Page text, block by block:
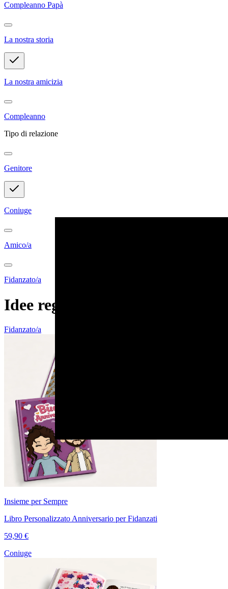
Compleanno Papà
La nostra storia
La nostra amicizia
Compleanno
Tipo di relazione
Genitore
Coniuge
Amico/a
Fidanzato/a
Idee regalo personalizzabili
Fidanzato/a
Insieme per Sempre
Libro Personalizzato Anniversario per Fidanzati
59,90 €
Coniuge